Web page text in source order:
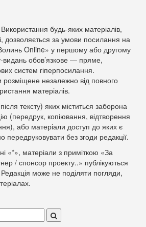
будь-яких матеріалів,
дозволяється за умови посилання на
Online» у першому або другому
видань обов’язкове — пряме,
систем гіперпосилання.
незалежно від повного
матеріалів.
тексту) яких міститься заборона
(передрук, копіювання, відтворення
або матеріали доступ до яких є
без згоди редакції.
«*», матеріали з приміткою «За
/ спонсор проекту..» публікуються
може не поділяти погляди,